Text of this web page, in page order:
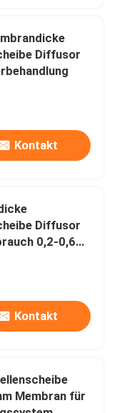
Diffusor
Kontakt
Diffusor
0,2-0,6
Kontakt
Membran für